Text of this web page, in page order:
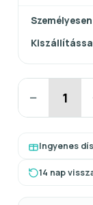
Személyesen
−
Ingyenes
14 nap